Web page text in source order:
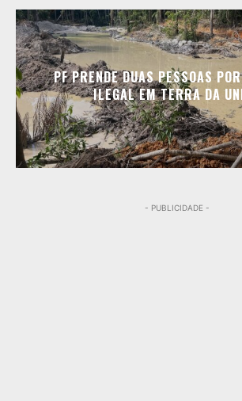
PF PRENDE DUAS PESSOAS
ILEGAL EM TERRA DA
- PUBLICIDADE -